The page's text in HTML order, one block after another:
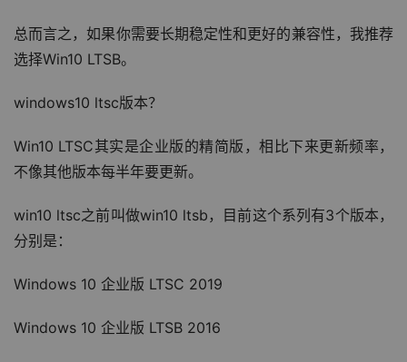
总而言之，如果你需要长期稳定性和更好的兼容性，我推荐
选择Win10 LTSB。
windows10 ltsc版本？
Win10 LTSC其实是企业版的精简版，相比下来更新频率，
不像其他版本每半年要更新。
win10 ltsc之前叫做win10 ltsb，目前这个系列有3个版本，
分别是：
Windows 10 企业版 LTSC 2019
Windows 10 企业版 LTSB 2016